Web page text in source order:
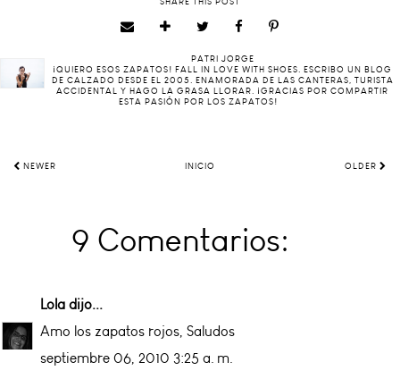
PATRI JORGE
¡QUIERO ESOS ZAPATOS! FALL IN LOVE WITH SHOES. ESCRIBO UN BLOG
DE CALZADO DESDE EL 2005. ENAMORADA DE LAS CANTERAS, TURISTA
ACCIDENTAL Y HAGO LA GRASA LLORAR. ¡GRACIAS POR COMPARTIR
ESTA PASIÓN POR LOS ZAPATOS!
NEWER INICIO OLDER
9 Comentarios:
Lola dijo...
Amo los zapatos rojos, Saludos
septiembre 06, 2010 3:25 a. m.